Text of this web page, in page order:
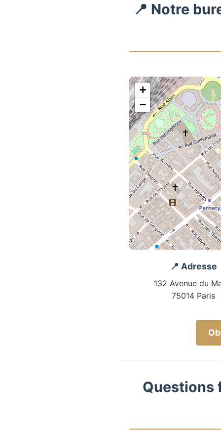
📍 Notre
+
−
📍 Adresse
132 Avenue du
75014 Paris
Questions